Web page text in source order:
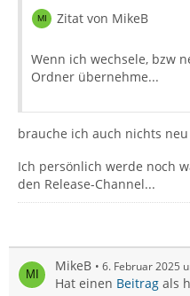
Zitat von MikeB
Wenn ich wechsele, bzw
Ordner übernehme...
brauche ich auch nichts
Ich persönlich werde noch
den Release-Channel...
MikeB 6. Februar 2025
Hat einen Beitrag als